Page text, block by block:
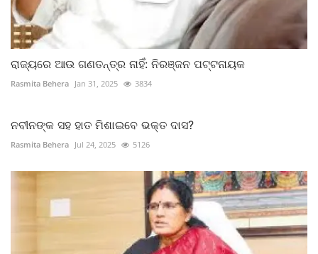
ରାଜ୍ୟରେ ଆଉ ଗଣତନ୍ତ୍ର ନାହିଁ: ନିରଞ୍ଜନ ପଟ୍ଟନାୟକ
Rasmita Behera Jan 31, 2025 3834
ନବୀନଙ୍କ ସହ ହାତ ମିଶାଇବେ ଭକ୍ତ ଦାସ?
Rasmita Behera Jul 24, 2025 5126